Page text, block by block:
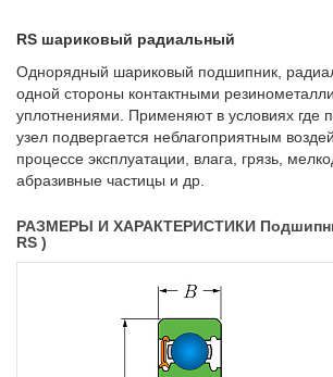
RS шариковый радиальный
Однорядный шариковый подшипник,
одной стороны контактными
уплотнениями. Применяют в условиях где
узел подвергается неблагоприятным
процессе эксплуатации, влага, грязь,
абразивные частицы и др.
РАЗМЕРЫ И ХАРАКТЕРИСТИКИ
RS )